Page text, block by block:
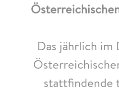
Das jährlich im
stattfindende